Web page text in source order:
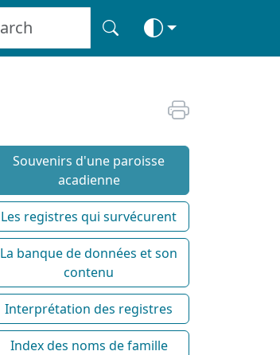
Souvenirs d'une paroisse
acadienne
Les registres qui survécurent
La banque de données et son
contenu
Interprétation des registres
Index des noms de famille